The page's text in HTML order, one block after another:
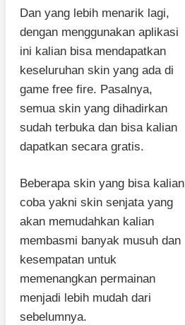
Dan yang lebih menarik lagi,
dengan menggunakan aplikasi
ini kalian bisa mendapatkan
keseluruhan skin yang ada di
game free fire. Pasalnya,
semua skin yang dihadirkan
sudah terbuka dan bisa kalian
dapatkan secara gratis.
Beberapa skin yang bisa kalian
coba yakni skin senjata yang
akan memudahkan kalian
membasmi banyak musuh dan
kesempatan untuk
memenangkan permainan
menjadi lebih mudah dari
sebelumnya.